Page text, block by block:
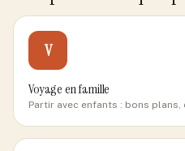
V
Voyage en famille
Partir avec enfants : bons